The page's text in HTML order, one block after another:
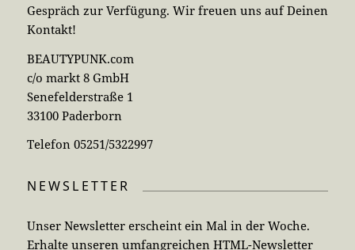
Gespräch zur Verfügung. Wir freuen uns auf Deinen
Kontakt!
BEAUTYPUNK.com
c/o markt 8 GmbH
Senefelderstraße 1
33100 Paderborn
Telefon 05251/5322997
NEWSLETTER
Unser Newsletter erscheint ein Mal in der Woche.
Erhalte unseren umfangreichen HTML-Newsletter